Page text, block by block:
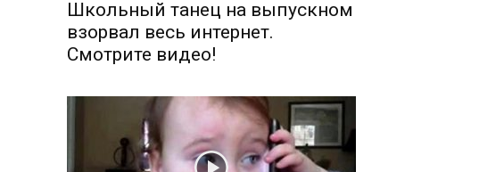
Школьный танец на выпускном
взорвал весь интернет.
Смотрите видео!